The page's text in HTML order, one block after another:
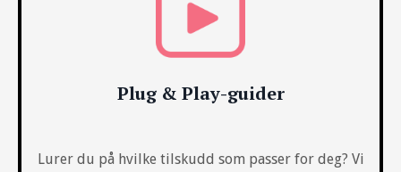
Plug & Play-guider
Lurer du på hvilke tilskudd som passer for deg? Vi